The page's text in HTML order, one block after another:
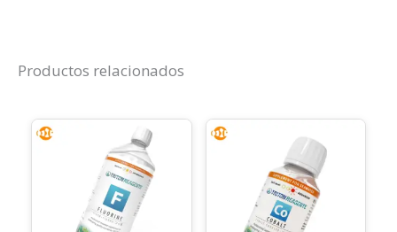
Productos relacionados